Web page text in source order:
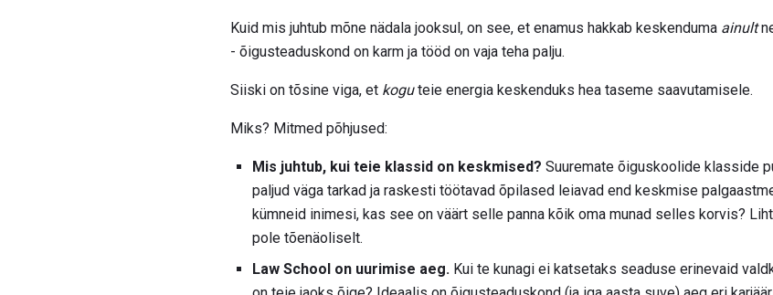
Kuid mis juhtub mõne nädala jooksul, on see, et enamus hakkab keskenduma ainult
- õigusteaduskond on karm ja tööd on vaja teha palju.
Siiski on tõsine viga, et koguteie energia keskenduks hea taseme saavutamisele.
Miks? Mitmed põhjused:
Mis juhtub, kui teie klassid on keskmised? Suuremate õiguskoolide klasside
paljud väga tarkad ja raskesti töötavad õpilased leiavad end keskmise
kümneid inimesi, kas see on väärt selle panna kõik oma munad selles korvis?
pole tõenäoliselt.
Law School on uurimise aeg. Kui te kunagi ei katsetaks seaduse erinevaid